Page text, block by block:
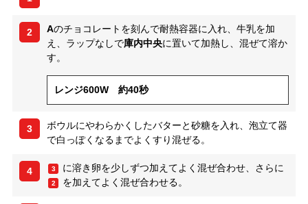
2 Aのチョコレートを刻んで耐熱容器に入れ、牛乳を加
え、ラップなしで庫内中央に置いて加熱し、混ぜて溶か
す。
レンジ600W 約40秒
3
ボウルにやわらかくしたバターと砂糖を入れ、泡立て器
で白っぽくなるまでよくすり混ぜる。
4 3 に溶き卵を少しずつ加えてよく混ぜ合わせ、さらに
2 を加えてよく混ぜ合わせる。